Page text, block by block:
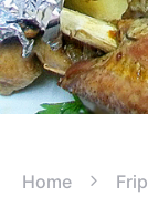
Home